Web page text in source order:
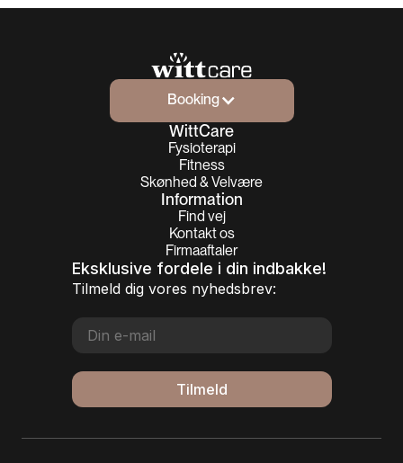
Booking
Booking
WittCare
Fysioterapi
Fitness
Skønhed & Velvære
Information
Find vej
Kontakt os
Firmaaftaler
Eksklusive fordele i din indbakke!
Tilmeld dig vores nyhedsbrev:
Tilmeld